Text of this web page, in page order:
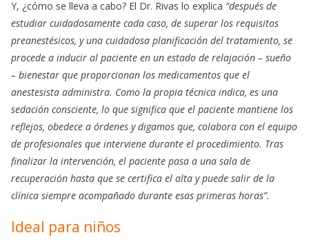
Y, ¿cómo se lleva a cabo? El Dr. Rivas lo explica “después de
estudiar cuidadosamente cada caso, de superar los requisitos
preanestésicos, y una cuidadosa planificación del tratamiento, se
procede a inducir al paciente en un estado de relajación – sueño
– bienestar que proporcionan los medicamentos que el
anestesista administra. Como la propia técnica indica, es una
sedación consciente, lo que significa que el paciente mantiene los
reflejos, obedece a órdenes y digamos que, colabora con el equipo
de profesionales que interviene durante el procedimiento. Tras
finalizar la intervención, el paciente pasa a una sala de
recuperación hasta que se certifica el alta y puede salir de la
clínica siempre acompañado durante esas primeras horas”.
Ideal para niños